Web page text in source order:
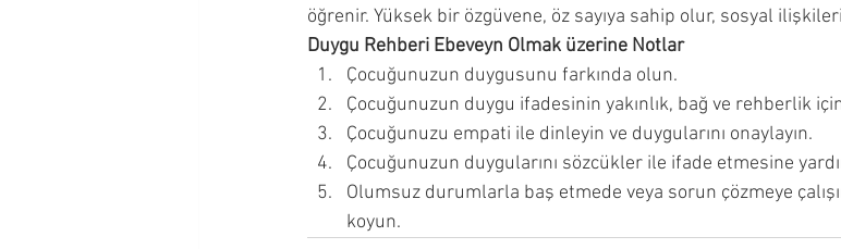
öğrenir. Yüksek bir özgüvene, öz sayıya sahip olur, sosyal
Duygu Rehberi Ebeveyn Olmak üzerine Notlar
Çocuğunuzun duygusunu farkında olun.
Çocuğunuzun duygu ifadesinin yakınlık, bağ ve rehberlik
Çocuğunuzu empati ile dinleyin ve duygularını onaylayın.
Çocuğunuzun duygularını sözcükler ile ifade etmesine
Olumsuz durumlarla baş etmede veya sorun çözmeye
koyun.